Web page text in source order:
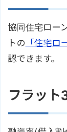
協同住宅ロー
トの 「住宅ロ
認できます。
フラット